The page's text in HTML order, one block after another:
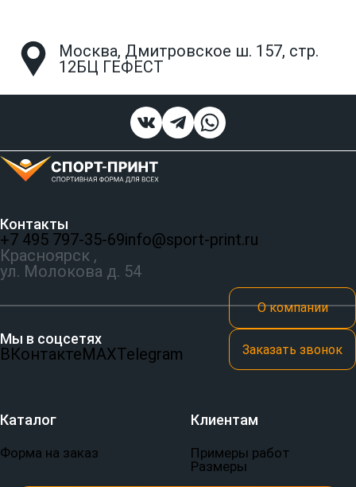
Москва, Дмитровское ш. 157, стр.
12БЦ ГЕФЕСТ
Контакты
+7 495 797‑35-69info@sport-print.ru
Красноярск ,
ул. Молокова д. 54
Мы в соцсетях
ВКонтактеMAXTelegram
О компании
Заказать звонок
Каталог
Форма на заказ
Клиентам
Примеры работ
Размеры